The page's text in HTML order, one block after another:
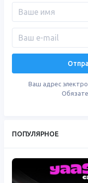
Ваш адрес
ПОПУЛЯРНОЕ